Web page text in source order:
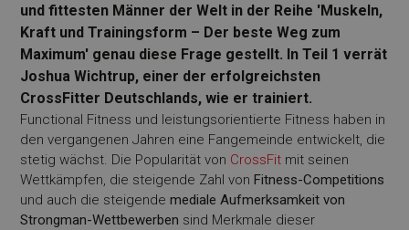
und fittesten Männer der Welt in der Reihe 'Muskeln,
Kraft und Trainingsform – Der beste Weg zum
Maximum' genau diese Frage gestellt. In Teil 1 verrät
Joshua Wichtrup, einer der erfolgreichsten
CrossFitter Deutschlands, wie er trainiert.
Functional Fitness und leistungsorientierte Fitness haben in
den vergangenen Jahren eine Fangemeinde entwickelt, die
stetig wächst. Die Popularität von CrossFit mit seinen
Wettkämpfen, die steigende Zahl vonFitness-Competitions
und auch die steigendemediale Aufmerksamkeit von
Strongman-Wettbewerben sind Merkmale dieser